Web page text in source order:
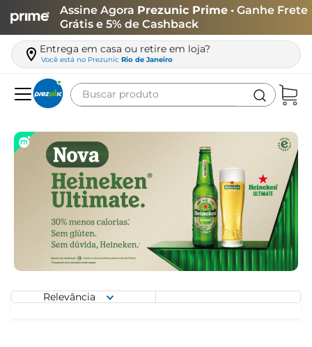
Assine Agora Prezunic Prime • Ganhe Frete
Grátis e 5% de Cashback
Entrega em casa ou retire em loja?
Você está no Prezunic Rio de Janeiro
Buscar produto
Relevância
carne
leite
queijo
azeite
biscoito
arroz